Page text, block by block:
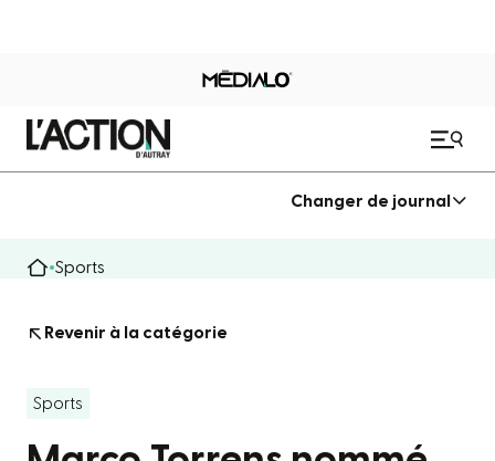
Changer de journal
Sports
Revenir à la catégorie
Sports